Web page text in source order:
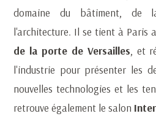
domaine du bâtiment, de
l'architecture. Il se tient à Paris
de la porte de Versailles , et
l'industrie pour présenter les
nouvelles technologies et les
retrouve également le salon